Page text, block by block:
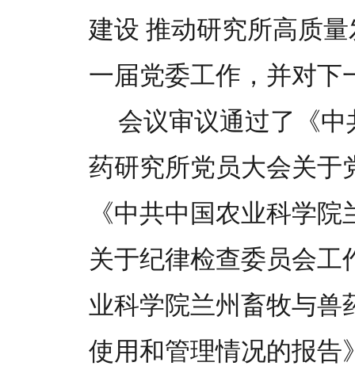
建设 推动研究所高质
一届党委工作，并对下
会议审议通过了《
药研究所党员大会关于
《中共中国农业科学
关于纪律检查委员会工
业科学院兰州畜牧与兽
使用和管理情况的报告